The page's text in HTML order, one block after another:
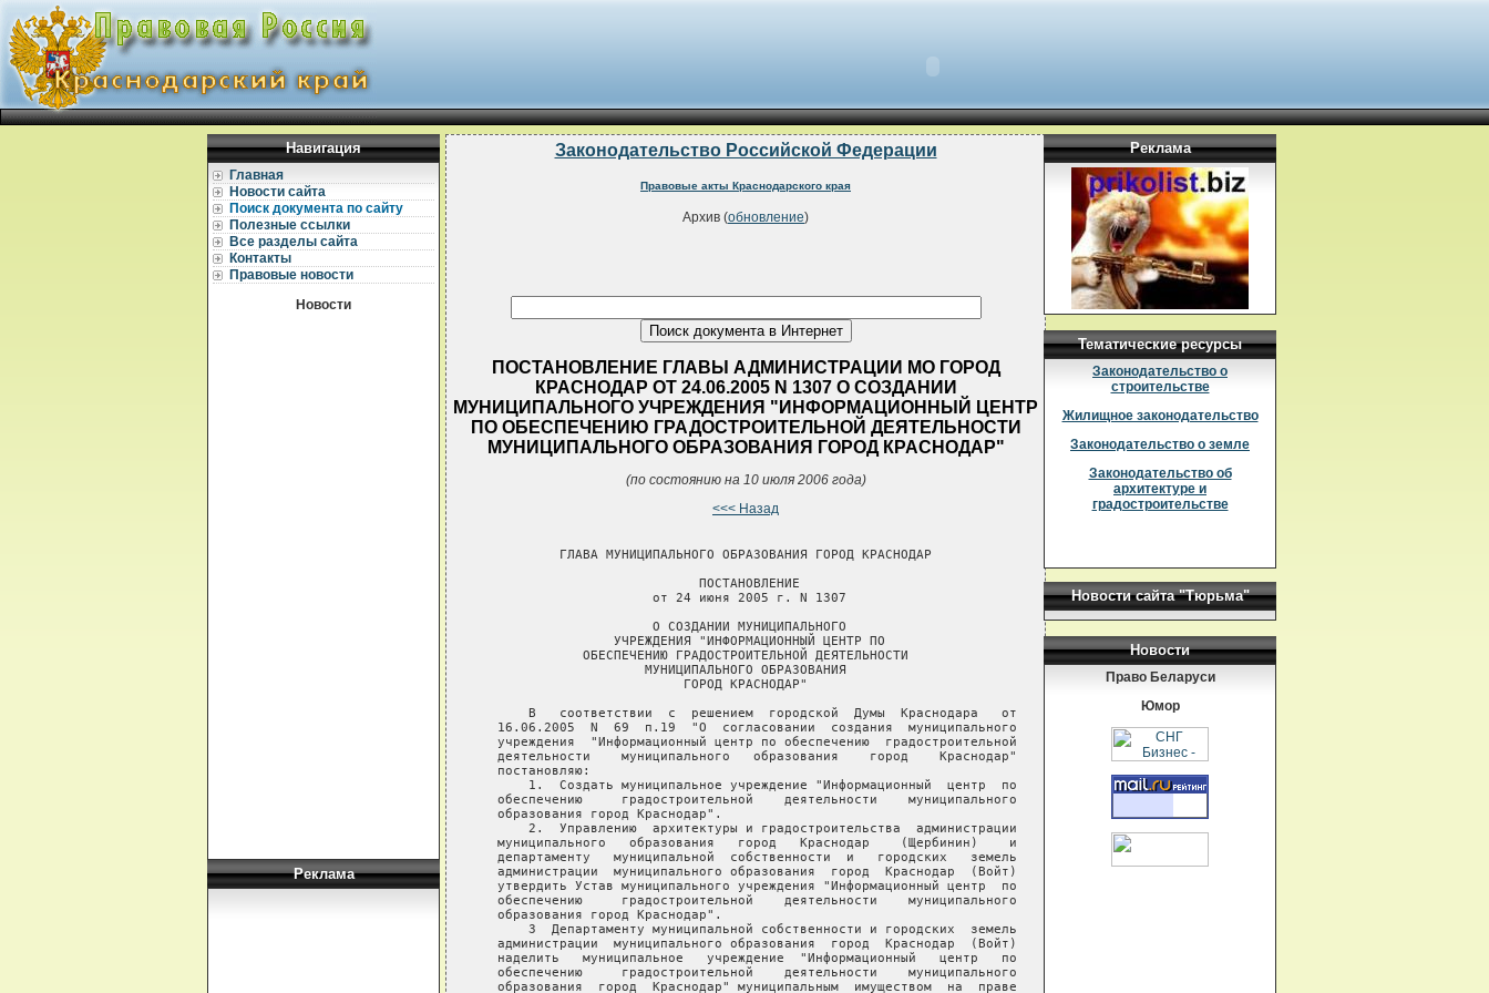
Навигация
Главная
Новости сайта
Поиск документа по сайту
Полезные ссылки
Все разделы сайта
Контакты
Правовые новости
Новости
Реклама
Законодательство Российской Федерации
Правовые акты Краснодарского края
Архив (обновление)
ПОСТАНОВЛЕНИЕ ГЛАВЫ АДМИНИСТРАЦИИ МО ГОРОД
КРАСНОДАР ОТ 24.06.2005 N 1307 О СОЗДАНИИ
МУНИЦИПАЛЬНОГО УЧРЕЖДЕНИЯ "ИНФОРМАЦИОННЫЙ ЦЕНТР
ПО ОБЕСПЕЧЕНИЮ ГРАДОСТРОИТЕЛЬНОЙ ДЕЯТЕЛЬНОСТИ
МУНИЦИПАЛЬНОГО ОБРАЗОВАНИЯ ГОРОД КРАСНОДАР"
(по состоянию на 10 июля 2006 года)
<<< Назад
           ГЛАВА МУНИЦИПАЛЬНОГО ОБРАЗОВАНИЯ ГОРОД КРАСНОДАР
                             ПОСТАНОВЛЕНИЕ
                       от 24 июня 2005 г. N 1307
                       О СОЗДАНИИ МУНИЦИПАЛЬНОГО
                  УЧРЕЖДЕНИЯ "ИНФОРМАЦИОННЫЙ ЦЕНТР ПО
              ОБЕСПЕЧЕНИЮ ГРАДОСТРОИТЕЛЬНОЙ ДЕЯТЕЛЬНОСТИ
                      МУНИЦИПАЛЬНОГО ОБРАЗОВАНИЯ
                           ГОРОД КРАСНОДАР"
       В   соответствии  с  решением  городской  Думы  Краснодара   от
   16.06.2005  N  69  п.19  "О  согласовании  создания  муниципального
   учреждения  "Информационный центр по обеспечению  градостроительной
   деятельности    муниципального   образования    город    Краснодар"
   постановляю:
       1.  Создать муниципальное учреждение "Информационный  центр  по
   обеспечению     градостроительной    деятельности    муниципального
   образования город Краснодар".
       2.  Управлению  архитектуры и градостроительства  администрации
   муниципального   образования   город   Краснодар    (Щербинин)    и
   департаменту   муниципальной  собственности  и   городских   земель
   администрации  муниципального образования  город  Краснодар  (Войт)
   утвердить Устав муниципального учреждения "Информационный центр  по
   обеспечению     градостроительной    деятельности    муниципального
   образования город Краснодар".
       3  Департаменту муниципальной собственности и городских  земель
   администрации  муниципального образования  город  Краснодар  (Войт)
   наделить   муниципальное   учреждение  "Информационный   центр   по
   обеспечению     градостроительной    деятельности    муниципального
   образования  город  Краснодар" муниципальным  имуществом  на  праве
Реклама
Тематические ресурсы
Законодательство о
строительстве
Жилищное законодательство
Законодательство о земле
Законодательство об
архитектуре и
градостроительстве
Новости сайта "Тюрьма"
Новости
Право Беларуси
Юмор